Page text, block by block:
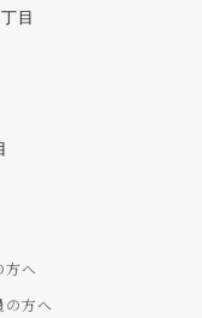
目
方へ
の方へ